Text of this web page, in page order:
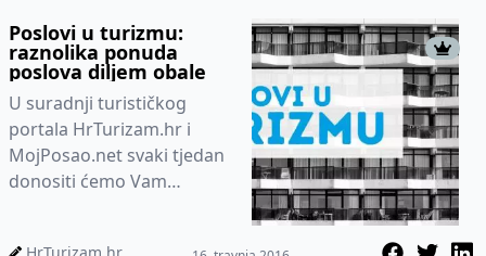
Poslovi u turizmu:
raznolika ponuda
poslova diljem obale
U suradnji turističkog
portala HrTurizam.hr i
MojPosao.net svaki tjedan
donositi ćemo Vam
HrTurizam.hr